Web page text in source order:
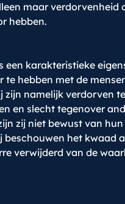
maar verdorvenheid
hebben.
een karakteristieke
te hebben met de
zijn namelijk verdorven
en slecht tegenover
zij niet bewust van
beschouwen het kwaad
verwijderd van de